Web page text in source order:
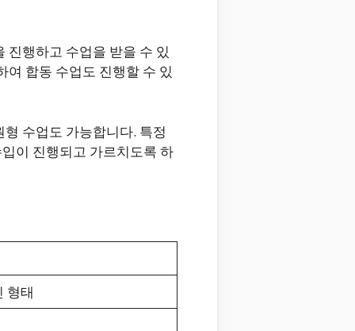
진행하고 수업을 받을 수 있
여 합동 수업도 진행할 수 있
수업도 가능합니다. 특정
이 진행되고 가르치도록 하
형태